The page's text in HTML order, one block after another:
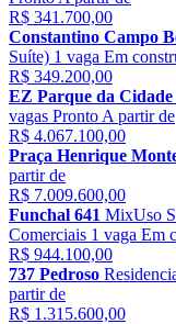
R$ 341.700,00
Constantino Campo
Suíte) 1 vaga Em
R$ 349.200,00
EZ Parque da Cidade
vagas Pronto A partir de
R$ 4.067.100,00
Praça Henrique
partir de
R$ 7.009.600,00
Funchal 641 MixUso
Comerciais 1 vaga Em
R$ 944.100,00
737 Pedroso
partir de
R$ 1.315.600,00